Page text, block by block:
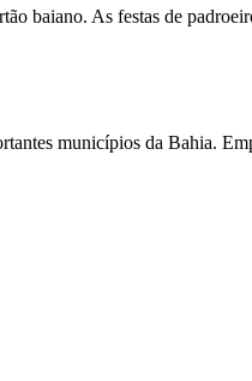
baiano. As festas de
municípios da Bahia.